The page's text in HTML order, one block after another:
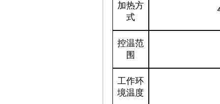
加热方
式
控温范
围
工作环
境温度